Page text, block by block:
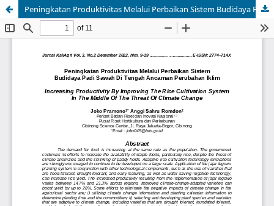
Peningkatan Produktivitas Melalui Perbaikan Sistem Budidaya Padi Sawah Di Tengah Ancaman Perubahan Iklim